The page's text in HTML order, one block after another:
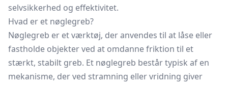
selvsikkerhed og effektivitet.
Hvad er et nøglegreb?
Nøglegreb er et værktøj, der anvendes til at låse eller
fastholde objekter ved at omdanne friktion til et
stærkt, stabilt greb. Et nøglegreb består typisk af en
mekanisme, der ved stramning eller vridning giver